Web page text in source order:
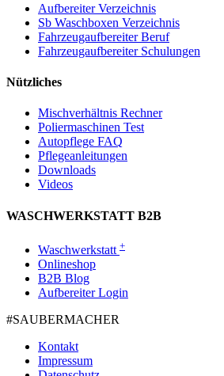
Aufbereiter Verzeichnis
Sb Waschboxen Verzeichnis
Fahrzeugaufbereiter Beruf
Fahrzeugaufbereiter Schulungen
Nützliches
Mischverhältnis Rechner
Poliermaschinen Test
Autopflege FAQ
Pflegeanleitungen
Downloads
Videos
WASCHWERKSTATT B2B
Waschwerkstatt +
Onlineshop
B2B Blog
Aufbereiter Login
#SAUBER­MACHER
Kontakt
Impressum